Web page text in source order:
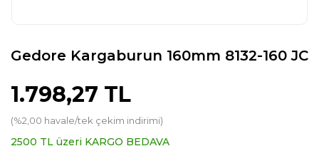
Gedore Kargaburun 160mm 8132-160 JC
1.798,27 TL
(%2,00 havale/tek çekim indirimi)
2500 TL üzeri KARGO BEDAVA